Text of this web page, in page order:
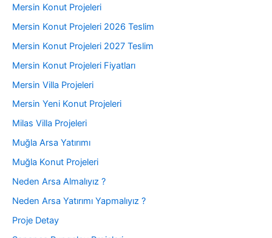
Mersin Konut Projeleri
Mersin Konut Projeleri 2026 Teslim
Mersin Konut Projeleri 2027 Teslim
Mersin Konut Projeleri Fiyatları
Mersin Villa Projeleri
Mersin Yeni Konut Projeleri
Milas Villa Projeleri
Muğla Arsa Yatırımı
Muğla Konut Projeleri
Neden Arsa Almalıyız ?
Neden Arsa Yatırımı Yapmalıyız ?
Proje Detay